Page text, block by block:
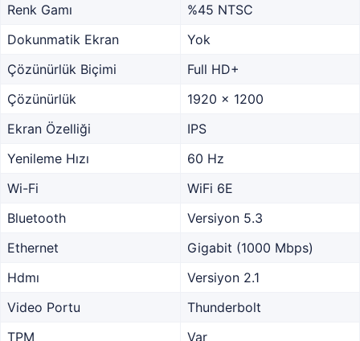
Renk Gamı
%45 NTSC
Dokunmatik Ekran
Yok
Çözünürlük Biçimi
Full HD+
Çözünürlük
1920 x 1200
Ekran Özelliği
IPS
Yenileme Hızı
60 Hz
Wi-Fi
WiFi 6E
Bluetooth
Versiyon 5.3
Ethernet
Gigabit (1000 Mbps)
Hdmı
Versiyon 2.1
Video Portu
Thunderbolt
TPM
Var